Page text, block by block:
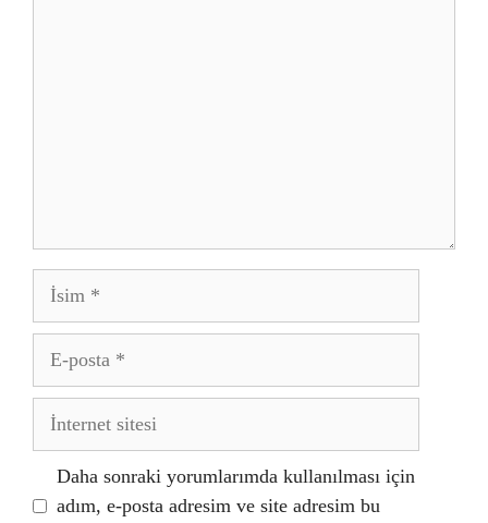
İsim
posta
İnternet
Daha sonraki yorumlarımda kullanılması için
adım, e-posta adresim ve site adresim bu